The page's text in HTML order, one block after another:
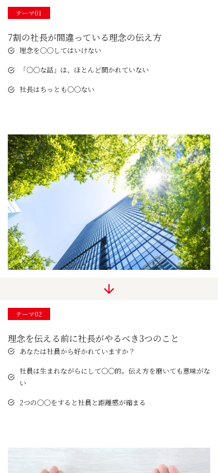
テーマ01
7割の社長が間違っている理念の伝え方
理念を〇〇してはいけない
「〇〇な話」は、ほとんど聞かれていない
社長はちっとも〇〇ない
テーマ02
理念を伝える前に社長がやるべき3つのこと
あなたは社員から好かれていますか？
社員は生まれながらにして〇〇的。伝え方を磨いても意味がな
い
2つの〇〇をすると社員と距離感が縮まる